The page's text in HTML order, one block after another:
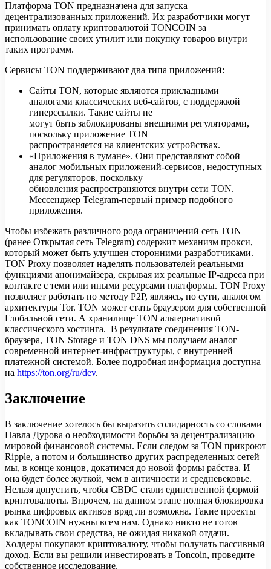
Платформа TON предназначена для запуска
децентрализованных приложений. Их разработчики могут
принимать оплату криптовалютой TONCOIN за
использование своих утилит или покупку товаров внутри
таких программ.
Сервисы TON поддерживают два типа приложений:
Сайты TON, которые являются прикладными
аналогами классических веб-сайтов, с поддержкой
гиперссылки. Такие сайты не
могут быть заблокированы внешними регуляторами,
поскольку приложение TON
распространяется на клиентских устройствах.
«Приложения в тумане». Они представляют собой
аналог мобильных приложений-сервисов, недоступных
для регуляторов, поскольку
обновления распространяются внутри сети TON.
Мессенджер Telegram-первый пример подобного
приложения.
Чтобы избежать различного рода ограничений сеть TON
(ранее Открытая сеть Telegram) содержит механизм прокси,
который может быть улучшен сторонними разработчиками.
TON Proxy позволяет наделять пользователей реальными
функциями анонимайзера, скрывая их реальные IP-адреса при
контакте с теми или иными ресурсами платформы. TON Proxy
позволяет работать по методу P2P, являясь, по сути, аналогом
архитектуры Tor. TON может стать браузером для собственной
Глобальной сети. А хранилище TON альтернативой
классического хостинга. В результате соединения TON-
браузера, TON Storage и TON DNS мы получаем аналог
современной интернет-инфраструктуры, с внутренней
платежной системой. Более подробная информация доступна
на https://ton.org/ru/dev.
Заключение
В заключение хотелось бы выразить солидарность со словами
Павла Дурова о необходимости борьбы за децентрализацию
мировой финансовой системы. Если следом за TON прикроют
Ripple, а потом и большинство других распределенных сетей
мы, в конце концов, докатимся до новой формы рабства. И
она будет более жуткой, чем в античности и средневековье.
Нельзя допустить, чтобы CBDC стали единственной формой
криптовалюты. Впрочем, на данном этапе полная блокировка
рынка цифровых активов вряд ли возможна. Такие проекты
как TONCOIN нужны всем нам. Однако никто не готов
вкладывать свои средства, не ожидая никакой отдачи.
Холдеры покупают криптовалюту, чтобы получать пассивный
доход. Если вы решили инвестировать в Toncoin, проведите
собственное исследование.